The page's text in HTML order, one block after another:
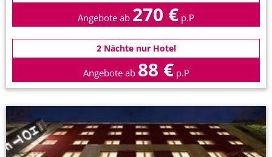
Angebote ab 270 € p.P
2 Nächte nur Hotel
Angebote ab 88 € p.P